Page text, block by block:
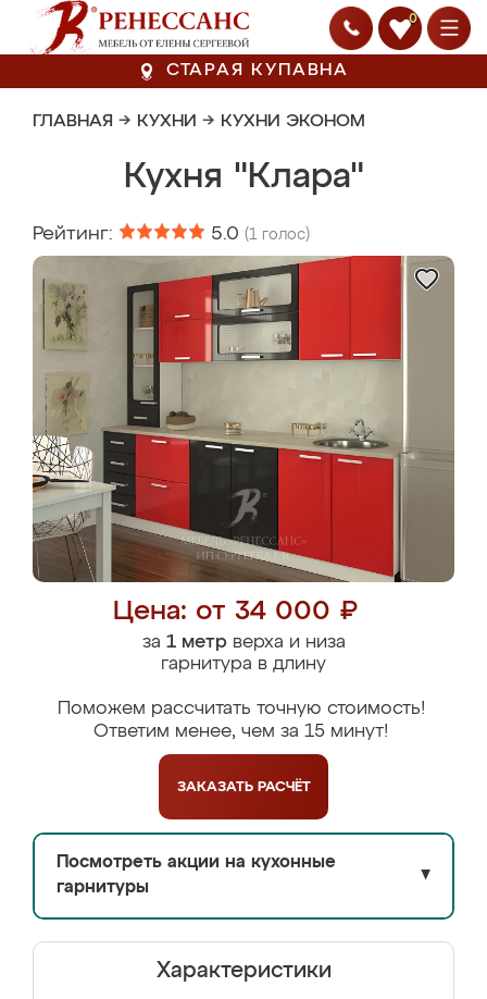
0
СТАРАЯ КУПАВНА
ГЛАВНАЯ → КУХНИ → КУХНИ ЭКОНОМ
Кухня "Клара"
Рейтинг: 5.0 (1 голос)
Цена: от 34 000 ₽
за 1 метрверха и низа
гарнитура в длину
Поможем рассчитать точную стоимость!
Ответим менее, чем за 15 минут!
ЗАКАЗАТЬ РАСЧЁТ
Посмотреть акции на кухонные
гарнитуры
▼
Характеристики